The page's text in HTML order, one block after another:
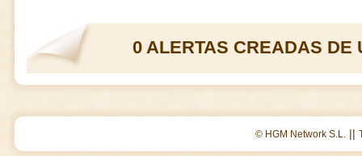
0 ALERTAS CREADAS DE
© HGM Network S.L. ||